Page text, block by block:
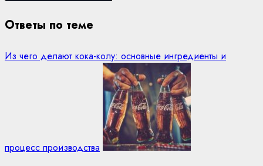
Ответы по теме
Из чего делают кока-колу: основные ингредиенты и
процесс производства